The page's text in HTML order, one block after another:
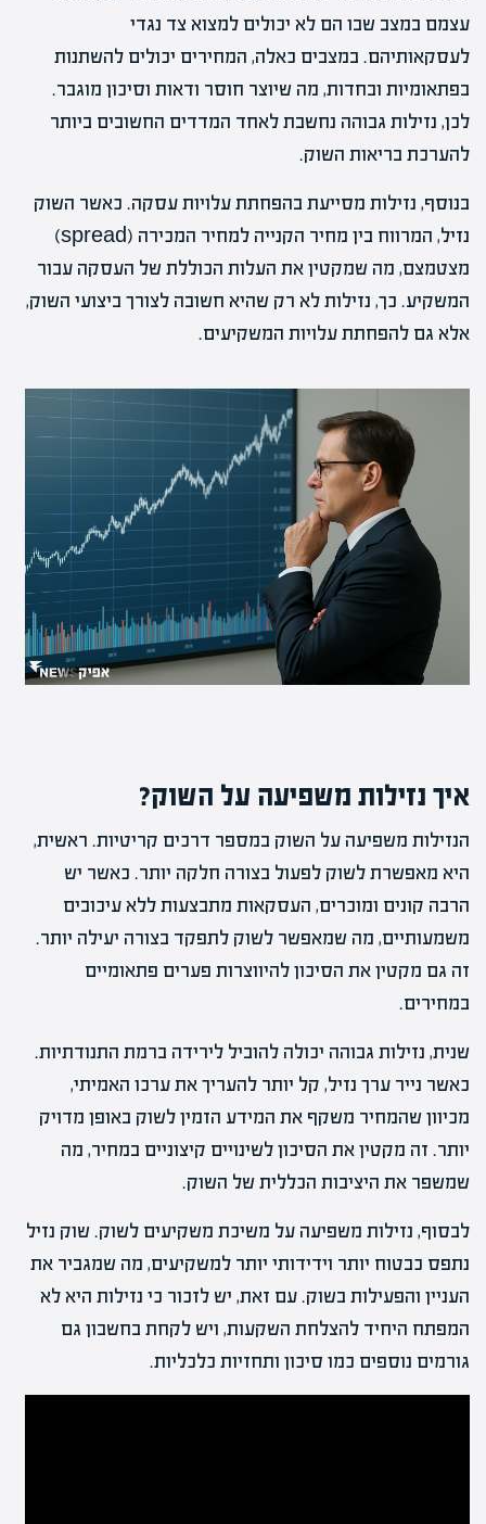
עצמם במצב שבו הם לא יכולים למצוא צד נגדי
לעסקאותיהם. במצבים כאלה, המחירים יכולים להשתנות
בפתאומיות ובחדות, מה שיוצר חוסר ודאות וסיכון מוגבר.
לכן, נזילות גבוהה נחשבת לאחד המדדים החשובים ביותר
להערכת בריאות השוק.
בנוסף, נזילות מסייעת בהפחתת עלויות עסקה. כאשר השוק
נזיל, המרווח בין מחיר הקנייה למחיר המכירה (spread)
מצטמצם, מה שמקטין את העלות הכוללת של העסקה עבור
המשקיע. כך, נזילות לא רק שהיא חשובה לצורך ביצועי השוק,
אלא גם להפחתת עלויות המשקיעים.
איך נזילות משפיעה על השוק?
הנזילות משפיעה על השוק במספר דרכים קריטיות. ראשית,
היא מאפשרת לשוק לפעול בצורה חלקה יותר. כאשר יש
הרבה קונים ומוכרים, העסקאות מתבצעות ללא עיכובים
משמעותיים, מה שמאפשר לשוק לתפקד בצורה יעילה יותר.
זה גם מקטין את הסיכון להיווצרות פערים פתאומיים
במחירים.
שנית, נזילות גבוהה יכולה להוביל לירידה ברמת התנודתיות.
כאשר נייר ערך נזיל, קל יותר להעריך את ערכו האמיתי,
מכיוון שהמחיר משקף את המידע הזמין לשוק באופן מדויק
יותר. זה מקטין את הסיכון לשינויים קיצוניים במחיר, מה
שמשפר את היציבות הכללית של השוק.
לבסוף, נזילות משפיעה על משיכת משקיעים לשוק. שוק נזיל
נתפס כבטוח יותר וידידותי יותר למשקיעים, מה שמגביר את
העניין והפעילות בשוק. עם זאת, יש לזכור כי נזילות היא לא
המפתח היחיד להצלחת השקעות, ויש לקחת בחשבון גם
גורמים נוספים כמו סיכון ותחזיות כלכליות.